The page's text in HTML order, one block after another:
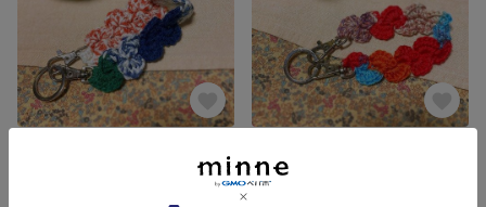
1,000円